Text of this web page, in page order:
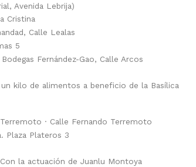
Avenida Lebrija)
Cristina
Calle Lealas
5
Fernández-Gao, Calle Arcos
kilo de alimentos a beneficio de la Basílica
· Calle Fernando Terremoto
Plaza Plateros 3
la actuación de Juanlu Montoya